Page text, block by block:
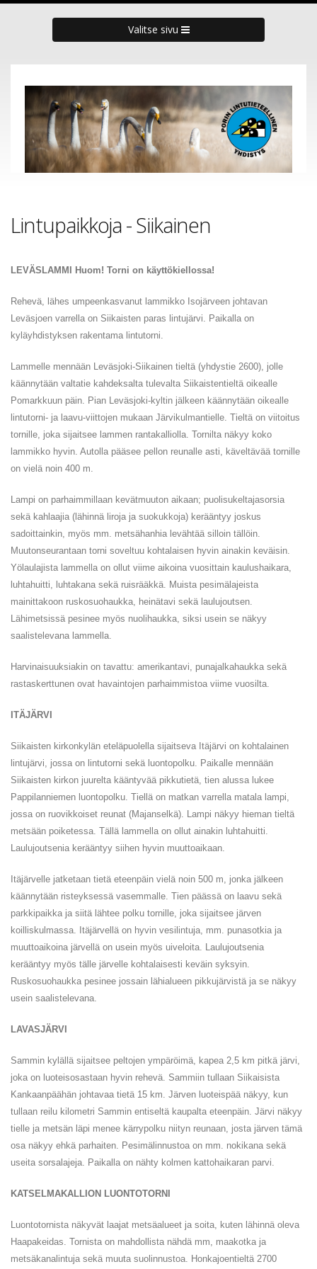
Valitse sivu
Lintupaikkoja - Siikainen
LEVÄSLAMMI Huom! Torni on käyttökiellossa!
Rehevä, lähes umpeenkasvanut lammikko Isojärveen johtavan
Leväsjoen varrella on Siikaisten paras lintujärvi. Paikalla on
kyläyhdistyksen rakentama lintutorni.
Lammelle mennään Leväsjoki-Siikainen tieltä (yhdystie 2600), jolle
käännytään valtatie kahdeksalta tulevalta Siikaistentieltä oikealle
Pomarkkuun päin. Pian Leväsjoki-kyltin jälkeen käännytään oikealle
lintutorni- ja laavu-viittojen mukaan Järvikulmantielle. Tieltä on viitoitus
tornille, joka sijaitsee lammen rantakalliolla. Tornilta näkyy koko
lammikko hyvin. Autolla pääsee pellon reunalle asti, käveltävää tornille
on vielä noin 400 m.
Lampi on parhaimmillaan kevätmuuton aikaan; puolisukeltajasorsia
sekä kahlaajia (lähinnä liroja ja suokukkoja) kerääntyy joskus
sadoittainkin, myös mm. metsähanhia levähtää silloin tällöin.
Muutonseurantaan torni soveltuu kohtalaisen hyvin ainakin keväisin.
Yölaulajista lammella on ollut viime aikoina vuosittain kaulushaikara,
luhtahuitti, luhtakana sekä ruisrääkkä. Muista pesimälajeista
mainittakoon ruskosuohaukka, heinätavi sekä laulujoutsen.
Lähimetsissä pesinee myös nuolihaukka, siksi usein se näkyy
saalistelevana lammella.
Harvinaisuuksiakin on tavattu: amerikantavi, punajalkahaukka sekä
rastaskerttunen ovat havaintojen parhaimmistoa viime vuosilta.
ITÄJÄRVI
Siikaisten kirkonkylän eteläpuolella sijaitseva Itäjärvi on kohtalainen
lintujärvi, jossa on lintutorni sekä luontopolku. Paikalle mennään
Siikaisten kirkon juurelta kääntyvää pikkutietä, tien alussa lukee
Pappilanniemen luontopolku. Tiellä on matkan varrella matala lampi,
jossa on ruovikkoiset reunat (Majanselkä). Lampi näkyy hieman tieltä
metsään poiketessa. Tällä lammella on ollut ainakin luhtahuitti.
Laulujoutsenia kerääntyy siihen hyvin muuttoaikaan.
Itäjärvelle jatketaan tietä eteenpäin vielä noin 500 m, jonka jälkeen
käännytään risteyksessä vasemmalle. Tien päässä on laavu sekä
parkkipaikka ja siitä lähtee polku tornille, joka sijaitsee järven
koilliskulmassa. Itäjärvellä on hyvin vesilintuja, mm. punasotkia ja
muuttoaikoina järvellä on usein myös uiveloita. Laulujoutsenia
kerääntyy myös tälle järvelle kohtalaisesti keväin syksyin.
Ruskosuohaukka pesinee jossain lähialueen pikkujärvistä ja se näkyy
usein saalistelevana.
LAVASJÄRVI
Sammin kylällä sijaitsee peltojen ympäröimä, kapea 2,5 km pitkä järvi,
joka on luoteisosastaan hyvin rehevä. Sammiin tullaan Siikaisista
Kankaanpäähän johtavaa tietä 15 km. Järven luoteispää näkyy, kun
tullaan reilu kilometri Sammin entiseltä kaupalta eteenpäin. Järvi näkyy
tielle ja metsän läpi menee kärrypolku niityn reunaan, josta järven tämä
osa näkyy ehkä parhaiten. Pesimälinnustoa on mm. nokikana sekä
useita sorsalajeja. Paikalla on nähty kolmen kattohaikaran parvi.
KATSELMAKALLION LUONTOTORNI
Luontotornista näkyvät laajat metsäalueet ja soita, kuten lähinnä oleva
Haapakeidas. Tornista on mahdollista nähdä mm, maakotka ja
metsäkanalintuja sekä muuta suolinnustoa. Honkajoentieltä 2700